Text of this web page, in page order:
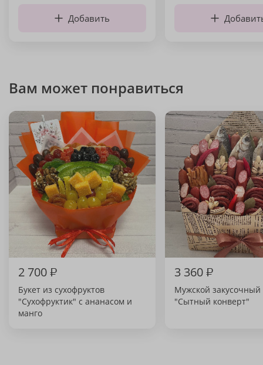
Добавить
Вам может понравиться
2 700₽
Букет из сухофруктов
"Сухофруктик" с ананасом и
манго
3 360₽
Мужской закусочный
"Сытный конверт"